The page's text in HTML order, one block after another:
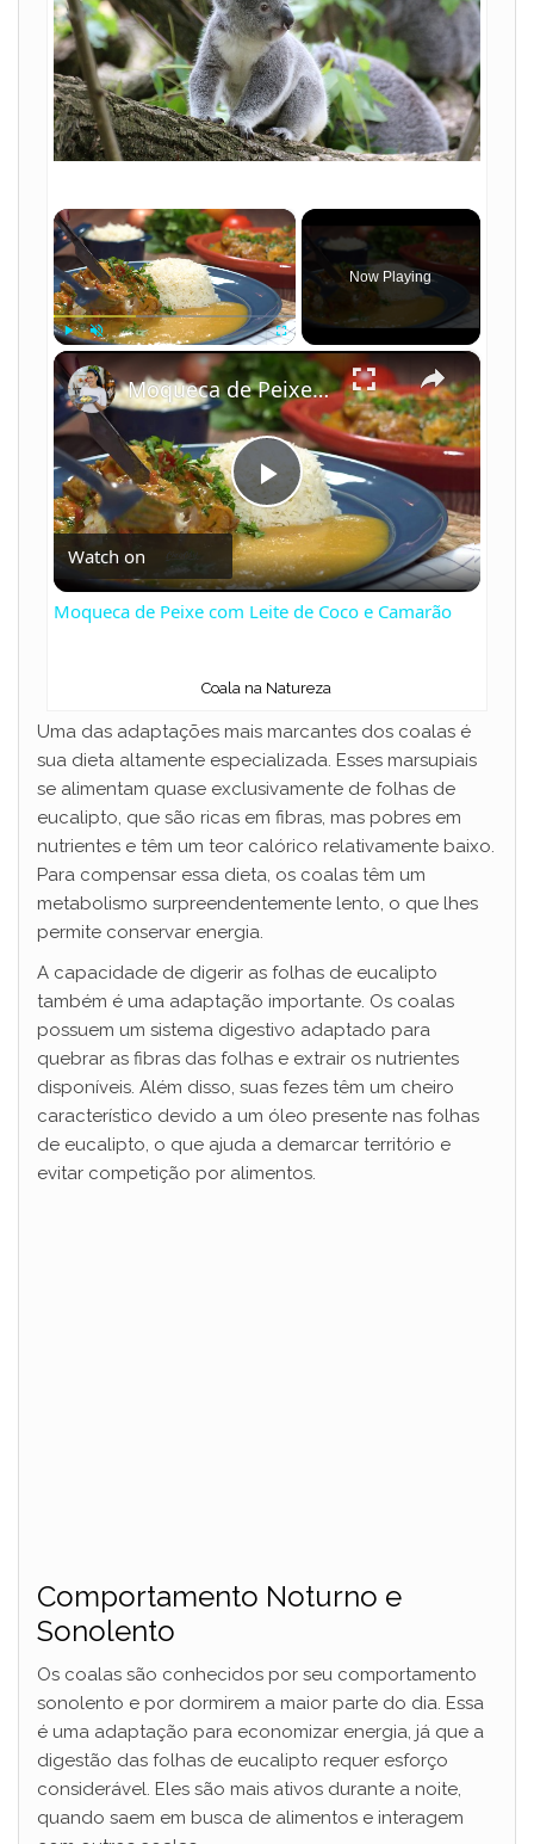
×
Play Unmute Fullscreen
Now Playing
×
P
l
y
V
i
e
o
Moqueca de Peixe com Leite de Coco e Camarão
Watch on
Moqueca de Peixe com Leite de Coco e Camarão
Coala na Natureza
Uma das adaptações mais marcantes dos coalas é
sua dieta altamente especializada. Esses marsupiais
se alimentam quase exclusivamente de folhas de
eucalipto, que são ricas em fibras, mas pobres em
nutrientes e têm um teor calórico relativamente baixo.
Para compensar essa dieta, os coalas têm um
metabolismo surpreendentemente lento, o que lhes
permite conservar energia.
A capacidade de digerir as folhas de eucalipto
também é uma adaptação importante. Os coalas
possuem um sistema digestivo adaptado para
quebrar as fibras das folhas e extrair os nutrientes
disponíveis. Além disso, suas fezes têm um cheiro
característico devido a um óleo presente nas folhas
de eucalipto, o que ajuda a demarcar território e
evitar competição por alimentos.
Comportamento Noturno e
Sonolento
Os coalas são conhecidos por seu comportamento
sonolento e por dormirem a maior parte do dia. Essa
é uma adaptação para economizar energia, já que a
digestão das folhas de eucalipto requer esforço
considerável. Eles são mais ativos durante a noite,
quando saem em busca de alimentos e interagem